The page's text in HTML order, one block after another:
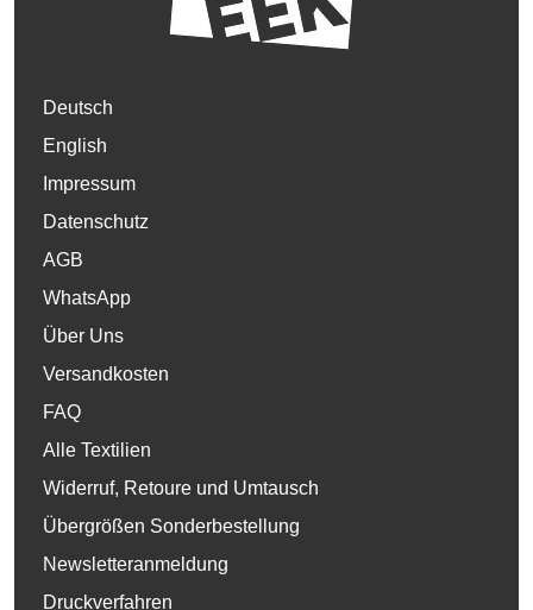
Deutsch
English
Impressum
Datenschutz
AGB
WhatsApp
Über Uns
Versandkosten
FAQ
Alle Textilien
Widerruf, Retoure und Umtausch
Übergrößen Sonderbestellung
Newsletteranmeldung
Druckverfahren